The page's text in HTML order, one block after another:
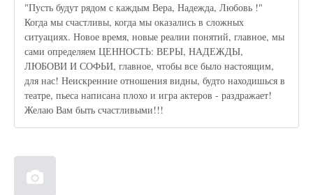
"Пусть будут рядом с каждым Вера, Надежда, Любовь !"
Когда мы счастливы, когда мы оказались в сложных
ситуациях. Новое время, новые реалии понятий, главное, мы
сами определяем ЦЕННОСТЬ: ВЕРЫ, НАДЕЖДЫ,
ЛЮБОВИ И СОФЬИ, главное, чтобы все было настоящим,
для нас! Неискренние отношения видны, будто находишься в
театре, пьеса написана плохо и игра актеров - раздражает!
Желаю Вам быть счастливыми!!!